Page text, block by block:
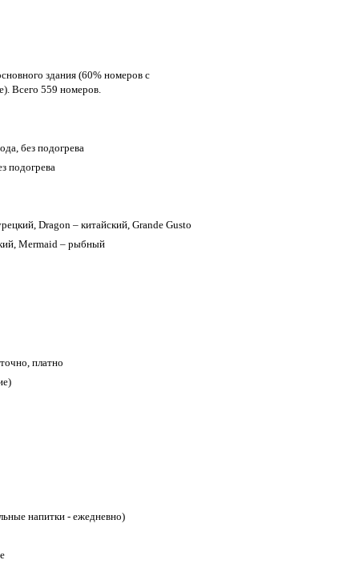
здания (60% номеров с
Всего 559 номеров.
без подогрева
подогрева
Dragon – китайский, Grande Gusto
Mermaid – рыбный
платно
напитки - ежедневно)